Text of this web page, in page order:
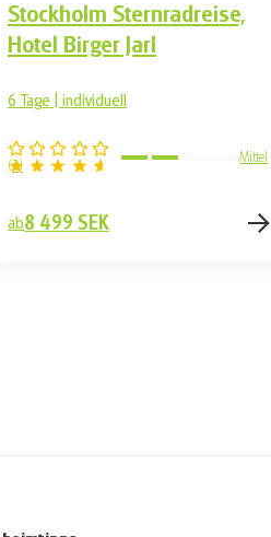
Stockholm Sternradreise,
Hotel Birger Jarl
(3)
Mittel
6 Tage | individuell
ab8 499 SEK